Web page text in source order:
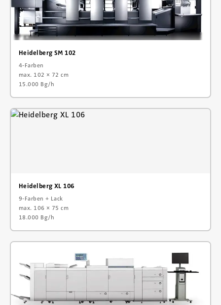
Heidelberg SM 102
4-Farben
max. 102 × 72 cm
15.000 Bg/h
Heidelberg XL 106
9-Farben + Lack
max. 106 × 75 cm
18.000 Bg/h